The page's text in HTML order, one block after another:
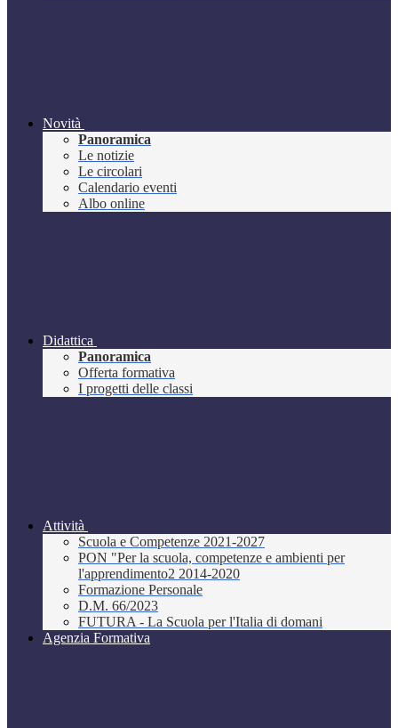
Novità
Panoramica
Le notizie
Le circolari
Calendario eventi
Albo online
Didattica
Panoramica
Offerta formativa
I progetti delle classi
Attività
Scuola e Competenze 2021-2027
PON "Per la scuola, competenze e ambienti per
l'apprendimento2 2014-2020
Formazione Personale
D.M. 66/2023
FUTURA - La Scuola per l'Italia di domani
Agenzia Formativa